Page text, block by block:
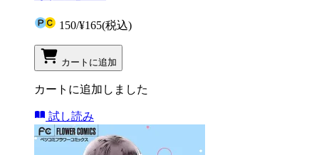
150/¥165(税込)
カートに追加
カートに追加しました
試し読み